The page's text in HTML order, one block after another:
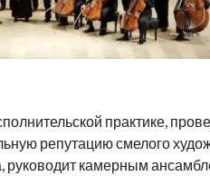
практике,
репутацию смелого
руководит камерным